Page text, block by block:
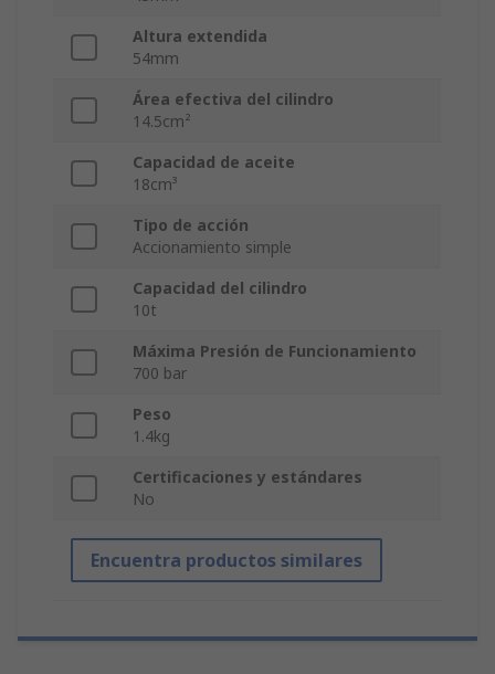
Altura extendida
54mm
Área efectiva del cilindro
14.5cm²
Capacidad de aceite
18cm³
Tipo de acción
Accionamiento simple
Capacidad del cilindro
10t
Máxima Presión de Funcionamiento
700 bar
Peso
1.4kg
Certificaciones y estándares
No
Encuentra productos similares